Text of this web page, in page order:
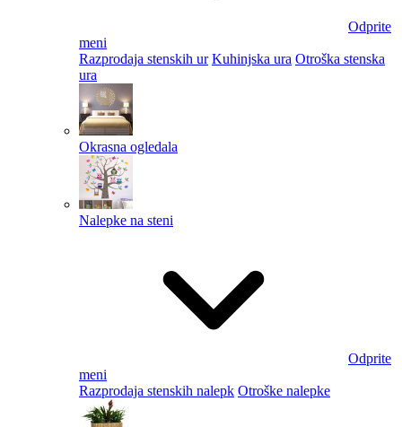
Odprite
meni
Razprodaja stenskih ur Kuhinjska ura Otroška stenska
ura
Okrasna ogledala
Nalepke na steni
Odprite
meni
Razprodaja stenskih nalepk Otroške nalepke